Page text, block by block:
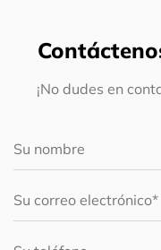
¡No dudes en